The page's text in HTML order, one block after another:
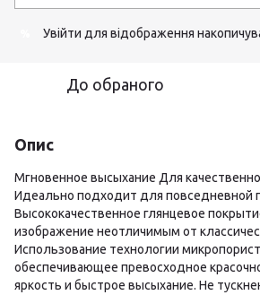
Увійти для відображення
До обраного
Опис
Мгновенное высыхание Для
Идеально подходит для повседневной
Высококачественное глянцевое
изображение неотличимым от
Использование технологии
обеспечивающее превосходное
яркость и быстрое высыхание. Не